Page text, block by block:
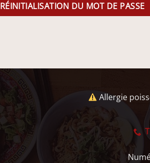
RÉINITIALISATION DU MOT DE PASSE
Allergie